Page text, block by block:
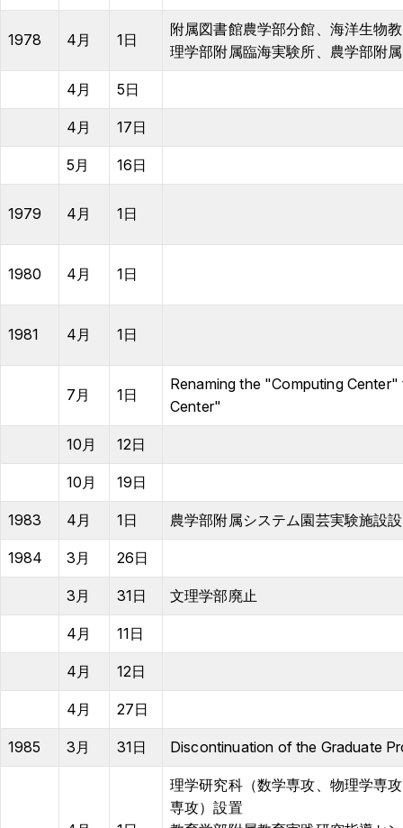
1978 4月 1日
附属図書館農学部分館、海洋生物
理学部附属臨海実験所、農学部附
4月 5日
4月 17日
5月 16日
1979 4月 1日
1980 4月 1日
1981 4月 1日
7月 1日
Renaming the "Computing
Center"
10月 12日
10月 19日
1983 4月 1日 農学部附属システム園芸実験施設
1984 3月 26日
3月 31日 文理学部廃止
4月 11日
4月 12日
4月 27日
1985 3月 31日 Discontinuation of the Graduate
理学研究科（数学専攻、物理学専
専攻）設置